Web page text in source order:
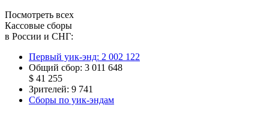
Посмотреть всех
Кассовые сборы
в России и СНГ:
Первый уик-энд: 2 002 122
Общий сбор: 3 011 648
$ 41 255
Зрителей: 9 741
Сборы по уик-эндам